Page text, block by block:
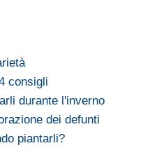
consigli
durante l'inverno
dei defunti
piantarli?